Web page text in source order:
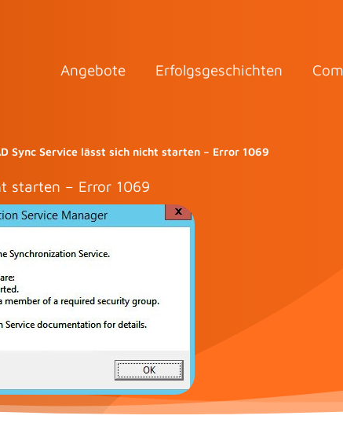
Angebote Erfolgsgeschichten
Sync Service lässt sich nicht starten – Error 1069
starten – Error 1069